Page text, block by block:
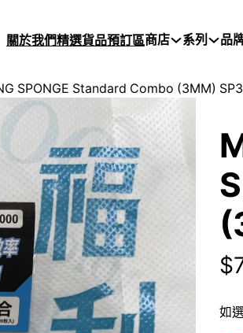
關於我們精選貨品預訂區商店 系列 品
SPONGE Standard Combo (3MM)
$
如